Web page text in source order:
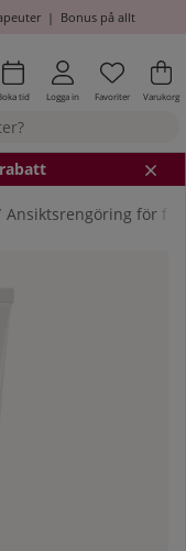
| Bonus på allt
tid Logga in Antal i
.
Favoriter .
Varukorg
Ansiktsrengöring för